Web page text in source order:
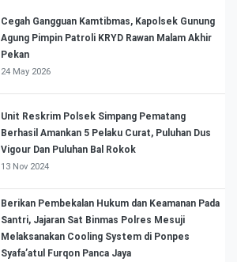
Cegah Gangguan Kamtibmas, Kapolsek Gunung
Agung Pimpin Patroli KRYD Rawan Malam Akhir
Pekan
24 May 2026
Unit Reskrim Polsek Simpang Pematang
Berhasil Amankan 5 Pelaku Curat, Puluhan Dus
Vigour Dan Puluhan Bal Rokok
13 Nov 2024
Berikan Pembekalan Hukum dan Keamanan Pada
Santri, Jajaran Sat Binmas Polres Mesuji
Melaksanakan Cooling System di Ponpes
Syafa’atul Furqon Panca Jaya